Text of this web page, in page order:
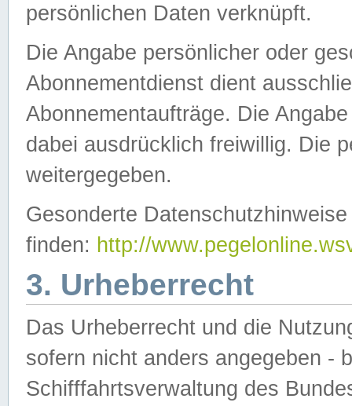
persönlichen Daten verknüpft.
Die Angabe persönlicher oder
Abonnementdienst dient
Abonnementaufträge. Die
dabei ausdrücklich freiwillig. Die
weitergegeben.
Gesonderte
finden: http://
3. Urheberrecht
Das Urheberrecht und die
sofern nicht anders angegeben -
Schifffahrtsverwaltung des